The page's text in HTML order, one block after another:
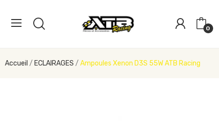
0
Accueil ECLAIRAGES Ampoules Xenon D3S 55W ATB Racing